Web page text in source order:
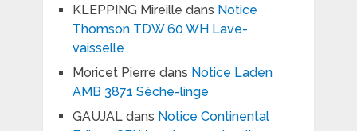
KLEPPING Mireille dans Notice
Thomson TDW 60 WH Lave-
vaisselle
Moricet Pierre dans Notice Laden
AMB 3871 Sèche-linge
GAUJALdans Notice Continental